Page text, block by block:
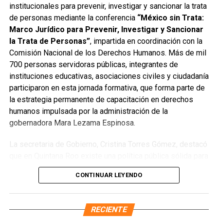
servicios turísticos, quienes aportaron experiencia y
compromiso para avanzar hacia un uso más justo y
organizado del espacio portuario.
La instalación del Comité representa un paso firme hacia
la prosperidad compartida y el desarrollo económico y
social de la región, en sintonía con la visión de la
gobernadoraMara Lezama de construir puertos que
impulsen bienestar y mayores oportunidades para las
familias quintanarroenses.
Fuente: 5to Poder Agencia de Noticias
institucionales para prevenir, investigar y sancionar la trata
de personas mediante la conferencia “México sin Trata:
Marco Jurídico para Prevenir, Investigar y Sancionar
la Trata de Personas”, impartida en coordinación con la
Comisión Nacional de los Derechos Humanos. Más de mil
700 personas servidoras públicas, integrantes de
instituciones educativas, asociaciones civiles y ciudadanía
participaron en esta jornada formativa, que forma parte de
la estrategia permanente de capacitación en derechos
humanos impulsada por la administración de la
gobernadora Mara Lezama Espinosa.
La secretaria de Gobierno, Cristina Torres Gómez, destacó
combatir este delito, sustentada en el trabajo coordinado
de las instituciones que integran la Mesa Estatal para la
dispuesto todos los recursos necesarios para fortalecer
la prevención y consolidar una cultura de respeto a la
CONTINUAR LEYENDO
RECIENTE